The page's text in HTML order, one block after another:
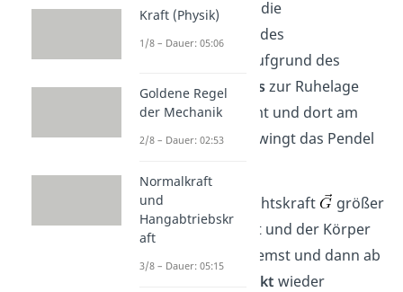
erreicht wird. Da die
Geschwindigkeit des
Pendelkörpers aufgrund des
Trägheitsprinzipszur Ruhelage
konstant zunimmt und dort am
höchsten ist, schwingt das Pendel
Nun ist die Gewichtskraft
größer
als die Federkraft und der Körper
wird zuerst gebremst und dann ab
Umkehrpunkt wieder
Kraft (Physik)
1/8 – Dauer: 05:06
Goldene Regel
der Mechanik
2/8 – Dauer: 02:53
Normalkraft
und
Hangabtriebskr
aft
3/8 – Dauer: 05:15